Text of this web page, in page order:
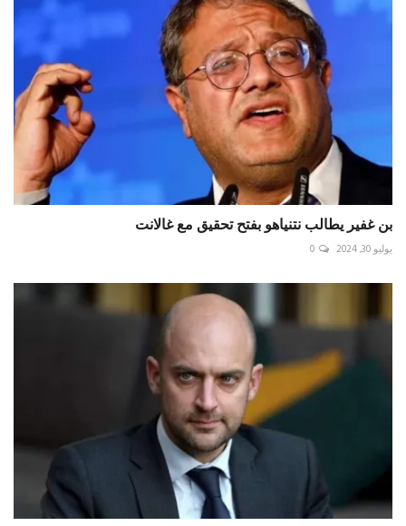
بن غفير يطالب نتنياهو بفتح تحقيق مع غالانت
يوليو 30, 2024 0